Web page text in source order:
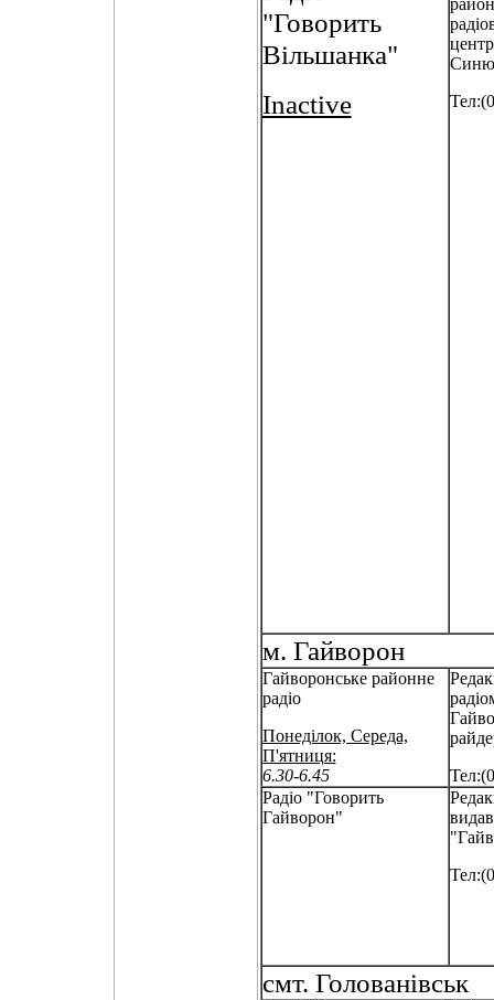
"Говорить
Вільшанка"
Inactive
м. Гайворон
Гайворонське районне
радіо
Понеділок, Середа,
П'ятниця:
6.30-6.45
Радіо "Говорить
Гайворон"
смт. Голованівськ